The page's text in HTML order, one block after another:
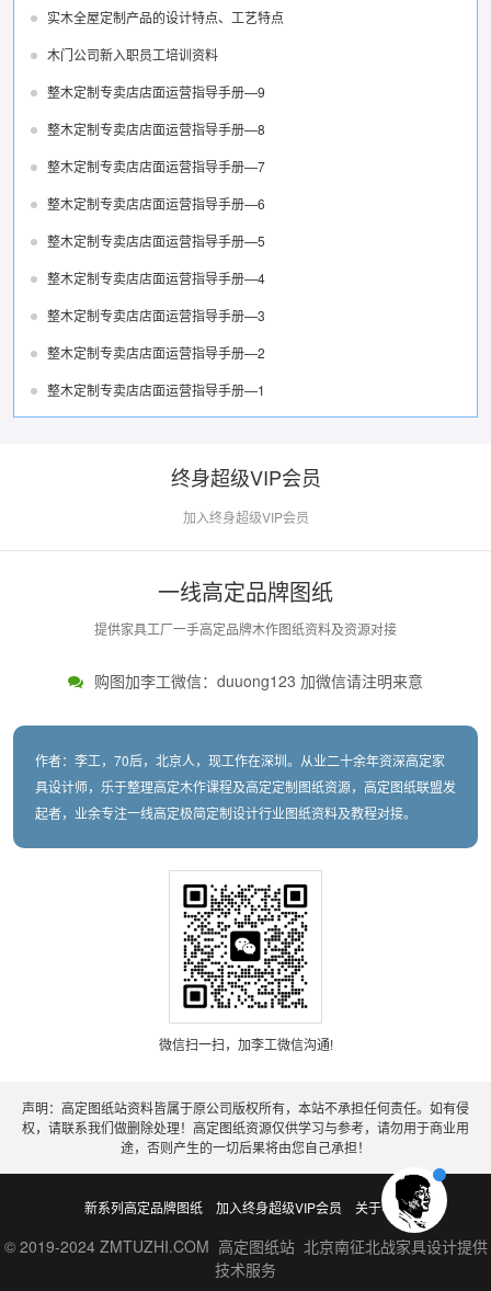
实木全屋定制产品的设计特点、工艺特点
木门公司新入职员工培训资料
整木定制专卖店店面运营指导手册—9
整木定制专卖店店面运营指导手册—8
整木定制专卖店店面运营指导手册—7
整木定制专卖店店面运营指导手册—6
整木定制专卖店店面运营指导手册—5
整木定制专卖店店面运营指导手册—4
整木定制专卖店店面运营指导手册—3
整木定制专卖店店面运营指导手册—2
整木定制专卖店店面运营指导手册—1
终身超级VIP会员
加入终身超级VIP会员
一线高定品牌图纸
提供家具工厂一手高定品牌木作图纸资料及资源对接
购图加李工微信：duuong123 加微信请注明来意
作者：李工，70后，北京人，现工作在深圳。从业二十余年资深高定家
具设计师，乐于整理高定木作课程及高定定制图纸资源，高定图纸联盟发
起者，业余专注一线高定极简定制设计行业图纸资料及教程对接。
微信扫一扫，加李工微信沟通!
声明：高定图纸站资料皆属于原公司版权所有，本站不承担任何责任。如有侵
权，请联系我们做删除处理！高定图纸资源仅供学习与参考，请勿用于商业用
途，否则产生的一切后果将由您自己承担！
新系列高定品牌图纸 加入终身超级VIP会员 关于老李
© 2019-2024 ZMTUZHI.COM 高定图纸站 北京南征北战家具设计提供
技术服务